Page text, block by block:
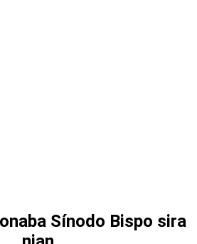
Sínodo Bispo sira